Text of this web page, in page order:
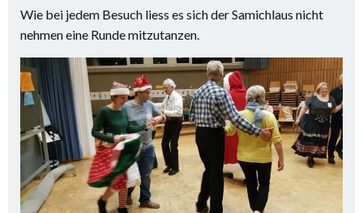
Wie bei jedem Besuch liess es sich der Samichlaus nicht
nehmen eine Runde mitzutanzen.